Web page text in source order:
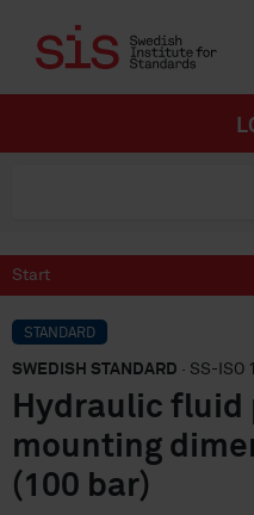
Start
STANDARD
SWEDISH STANDARD · SS-ISO
Hydraulic fluid
mounting
(100 bar)